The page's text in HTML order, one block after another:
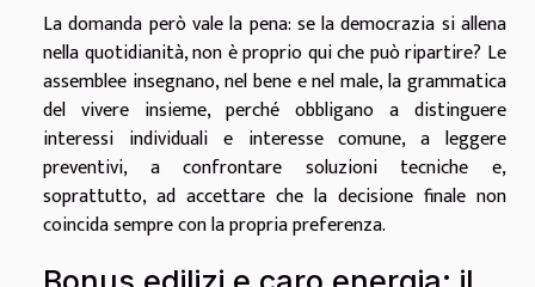
La domanda però vale la pena: se la democrazia si allena
nella quotidianità, non è proprio qui che può ripartire? Le
assemblee insegnano, nel bene e nel male, la grammatica
del vivere insieme, perché obbligano a distinguere
interessi individuali e interesse comune, a leggere
preventivi, a confrontare soluzioni tecniche e,
soprattutto, ad accettare che la decisione finale non
coincida sempre con la propria preferenza.